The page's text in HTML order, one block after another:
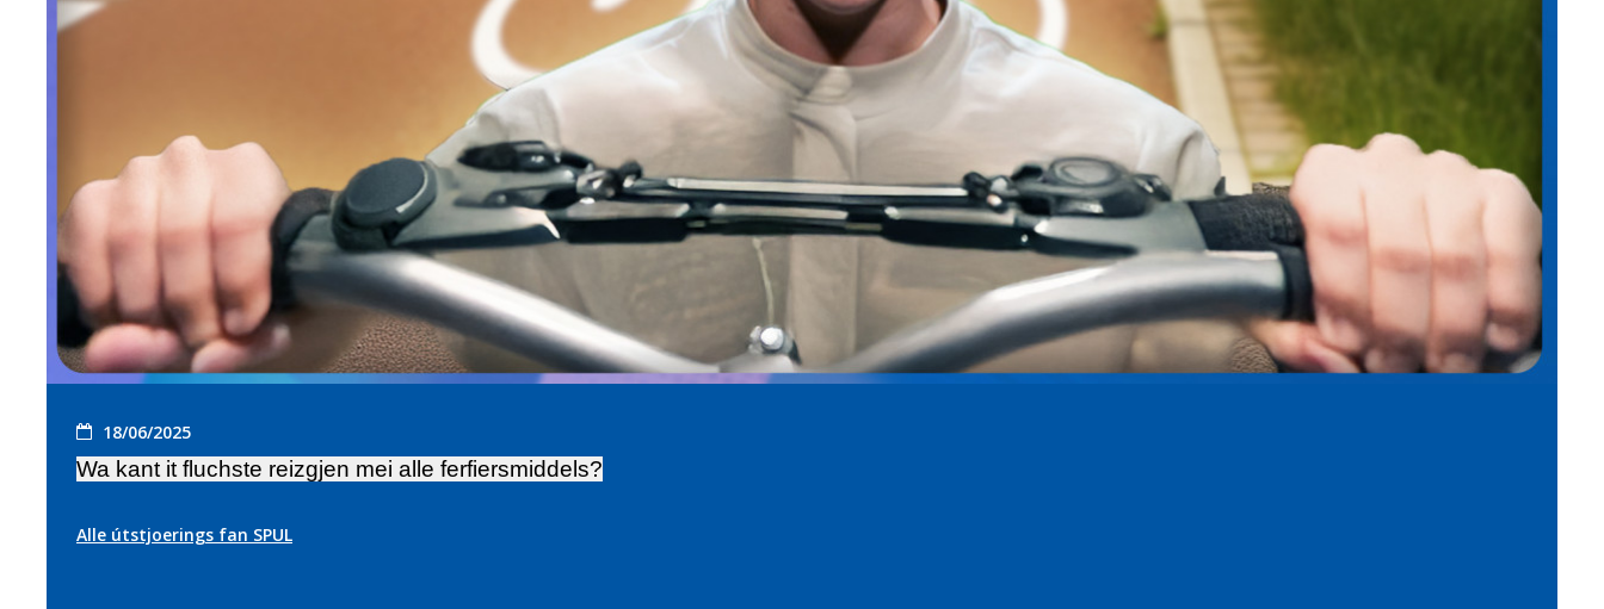
18/06/2025
Wa kant it fluchste reizgjen mei alle ferfiersmiddels?
Alle útstjoerings fan SPUL